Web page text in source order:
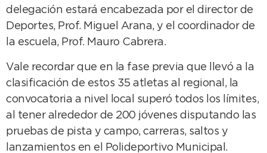
delegación estará encabezada por el director de
Deportes, Prof. Miguel Arana, y el coordinador de
la escuela, Prof. Mauro Cabrera.
Vale recordar que en la fase previa que llevó a la
clasificación de estos 35 atletas al regional, la
convocatoria a nivel local superó todos los límites,
al tener alrededor de 200 jóvenes disputando las
pruebas de pista y campo, carreras, saltos y
lanzamientos en el Polideportivo Municipal.